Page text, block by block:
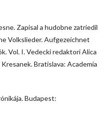
Zapisal a hudobne zatriedil
Volkslieder. Aufgezeichnet
Vol. I. Vedecki redaktori Alica
Bratislava: Academia
Budapest: